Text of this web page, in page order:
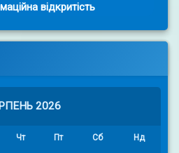
відкритість
2026
Чт Пт Сб Нд